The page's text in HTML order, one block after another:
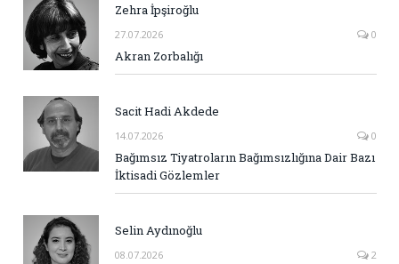
Zehra İpşiroğlu
27.07.2026 0
Akran Zorbalığı
Sacit Hadi Akdede
14.07.2026 0
Bağımsız Tiyatroların Bağımsızlığına Dair Bazı
İktisadi Gözlemler
Selin Aydınoğlu
08.07.2026 2